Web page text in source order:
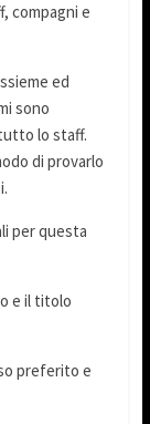
compagni e
ed
sono
lo staff.
di provarlo
per questa
e il titolo
preferito e